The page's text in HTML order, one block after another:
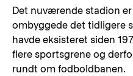
Det nuværende stadion
ombyggede det tidligere
havde eksisteret siden
flere sportsgrene og
rundt om fodboldbanen.